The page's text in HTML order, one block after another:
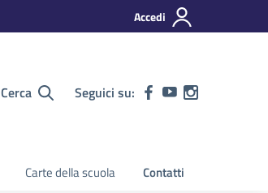
Accedi
Cerca Seguici su:
Carte della scuola Contatti